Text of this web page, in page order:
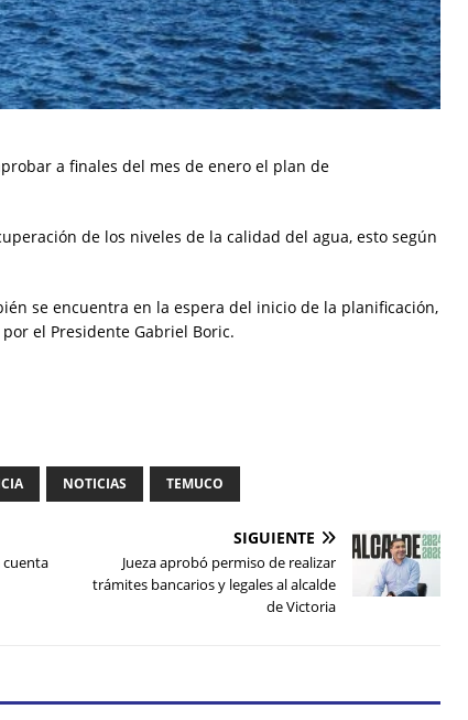
a finales del mes de enero el plan de
de los niveles de la calidad del agua, esto según
se encuentra en la espera del inicio de la planificación,
el Presidente Gabriel Boric.
NOTICIAS TEMUCO
cuenta
SIGUIENTE
Jueza aprobó permiso de realizar
trámites bancarios y legales al alcalde
de Victoria